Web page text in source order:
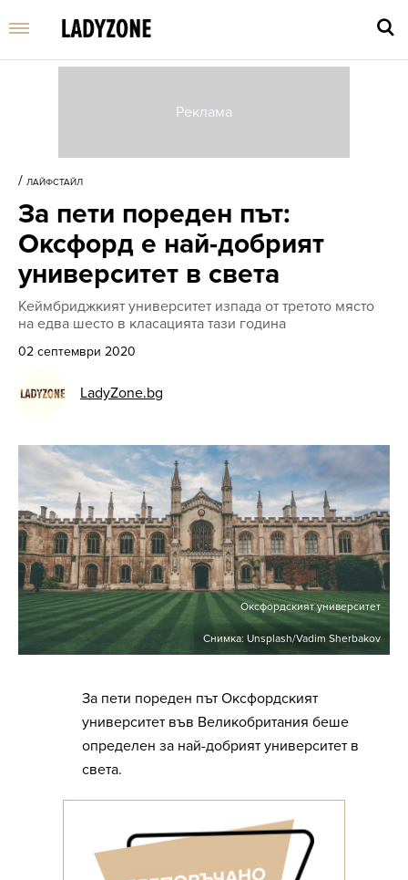
/ ЛАЙФСТАЙЛ
За пети пореден път:
Оксфорд е най-добрият
университет в света
Кеймбриджкият университет изпада от третото място
на едва шесто в класацията тази година
02 септември 2020
LadyZone.bg
Оксфордският университет
Снимка: Unsplash/Vadim Sherbakov
За пети пореден път Оксфордският
университет във Великобритания беше
определен за най-добрият университет в
света.